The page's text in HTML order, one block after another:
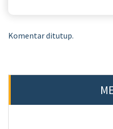
Komentar ditutup.